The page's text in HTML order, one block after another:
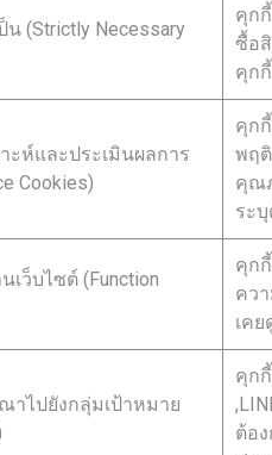
(Strictly Necessary
คุก
ซื้อ
คุก
ะห์และประเมินผลการ
Cookies)
คุก
พฤ
คุณ
ระ
เว็บไซต์ (Function
คุก
คว
เค
าไปยังกลุ่มเป้าหมาย
คุก
ต้อ